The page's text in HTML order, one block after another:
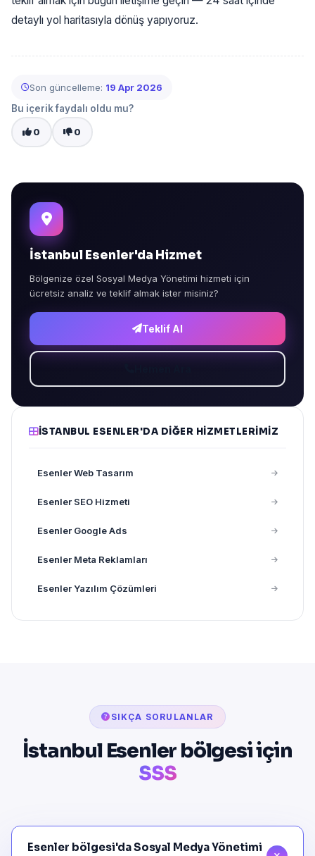
detaylı yol haritasıyla dönüş yapıyoruz.
Son güncelleme: 19 Apr 2026
Bu içerik faydalı oldu mu?
0 0
İstanbul Esenler'da Hizmet
Bölgenize özel Sosyal Medya Yönetimi hizmeti için
ücretsiz analiz ve teklif almak ister misiniz?
Teklif Al
İSTANBUL ESENLER'DA DIĞER HIZMETLERIMIZ
Esenler Web Tasarım
Esenler SEO Hizmeti
Esenler Google Ads
Esenler Meta Reklamları
Esenler Yazılım Çözümleri
SIKÇA SORULANLAR
İstanbul Esenler bölgesi için
SSS
Esenler bölgesi'da Sosyal Medya Yönetimi